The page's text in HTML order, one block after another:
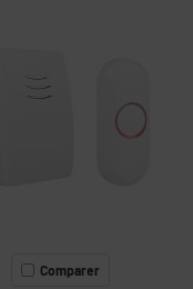
Comparer